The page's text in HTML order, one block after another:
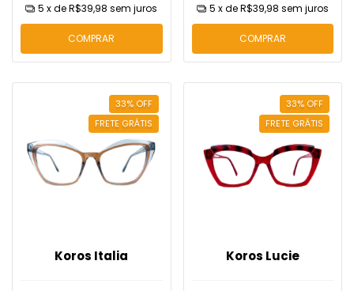
5 x deR$39,98 sem juros
COMPRAR
5 x deR$39,98 sem juros
COMPRAR
33% OFF
FRETE GRÁTIS
Koros Italia
33% OFF
FRETE GRÁTIS
Koros Lucie